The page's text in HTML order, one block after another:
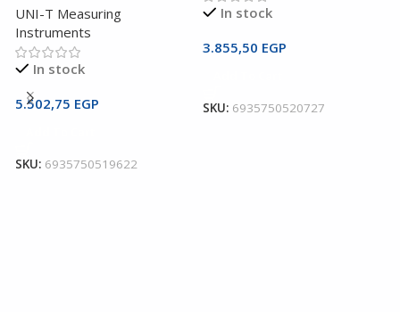
UNI-T Measuring
Instruments
In stock
5.502,75 EGP
SKU: 6935750519622
In stock
3.855,50 EGP
SKU: 6935750520727